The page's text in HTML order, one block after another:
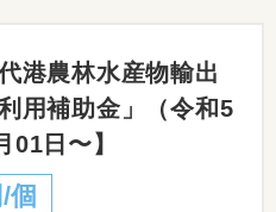
港農林水産物輸出
用補助金」（令和5
日〜】
個